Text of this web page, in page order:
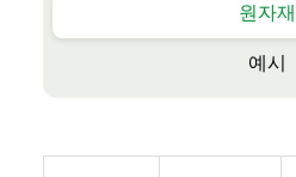
원자재
예시